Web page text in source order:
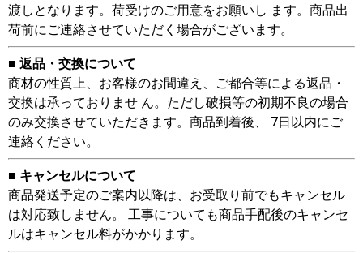
渡しとなります。荷受けのご用意をお願いし ます。商品出
荷前にご連絡させていただく場合がございます。
■ 返品・交換について
商材の性質上、お客様のお間違え、ご都合等による返品・
交換は承っておりませ ん。ただし破損等の初期不良の場合
のみ交換させていただきます。商品到着後、 7日以内にご
連絡ください。
■ キャンセルについて
商品発送予定のご案内以降は、お受取り前でもキャンセル
は対応致しません。 工事についても商品手配後のキャンセ
ルはキャンセル料がかかります。